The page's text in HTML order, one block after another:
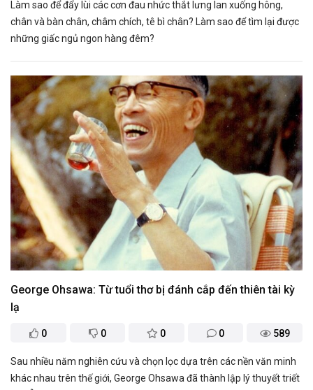
Làm sao để đẩy lùi các cơn đau nhức thắt lưng lan xuống hông,
chân và bàn chân, châm chích, tê bì chân? Làm sao để tìm lại được
những giấc ngủ ngon hàng đêm?
George Ohsawa: Từ tuổi thơ bị đánh cắp đến thiên tài kỳ
lạ
0 0 0 0 589
Sau nhiều năm nghiên cứu và chọn lọc dựa trên các nền văn minh
khác nhau trên thế giới, George Ohsawa đã thành lập lý thuyết triết